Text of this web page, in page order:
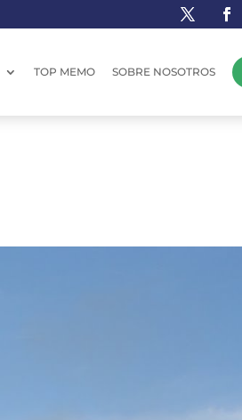
TOP MEMO SOBRE NOSOTROS